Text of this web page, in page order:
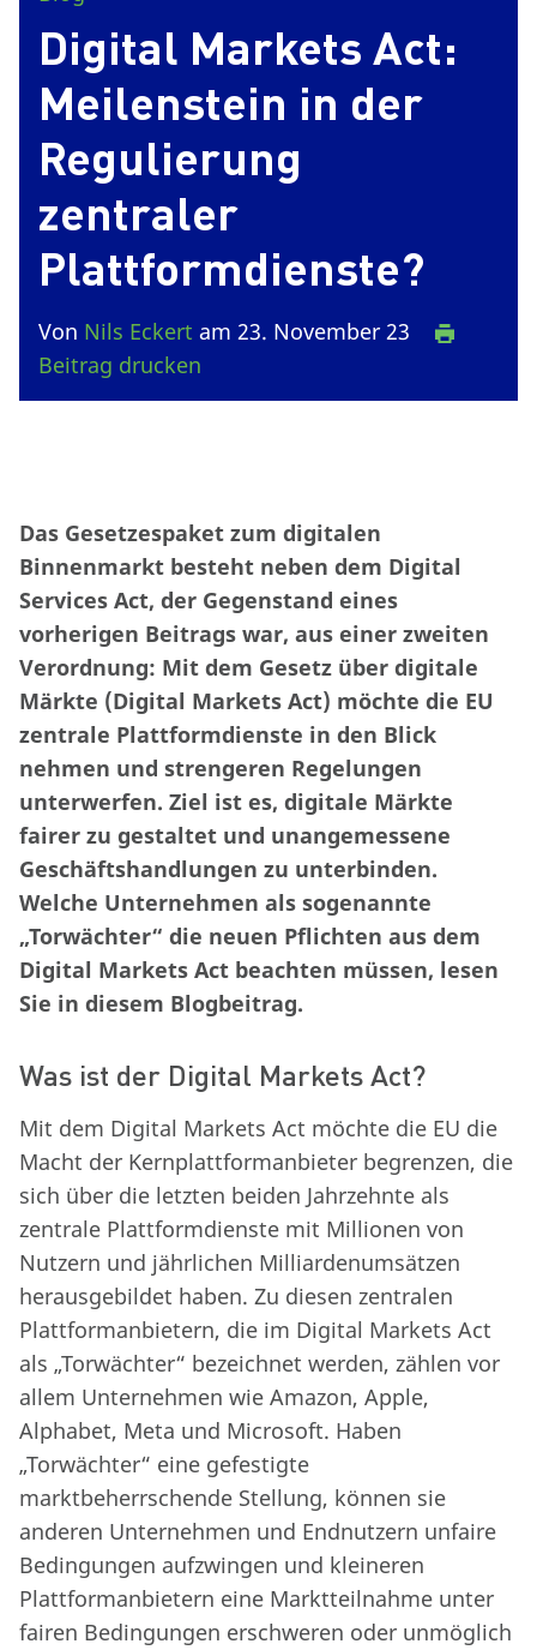
Digital Markets Act:
Meilenstein in der
Regulierung
zentraler
Plattformdienste?
Von Nils Eckert am 23. November 23
Beitrag drucken
Das Gesetzespaket zum digitalen
Binnenmarkt besteht neben dem Digital
Services Act, der Gegenstand eines
vorherigen Beitrags war, aus einer zweiten
Verordnung: Mit dem Gesetz über digitale
Märkte (Digital Markets Act) möchte die EU
zentrale Plattformdienste in den Blick
nehmen und strengeren Regelungen
unterwerfen. Ziel ist es, digitale Märkte
fairer zu gestaltet und unangemessene
Geschäftshandlungen zu unterbinden.
Welche Unternehmen als sogenannte
„Torwächter“ die neuen Pflichten aus dem
Digital Markets Act beachten müssen, lesen
Sie in diesem Blogbeitrag.
Was ist der Digital Markets Act?
Mit dem Digital Markets Act möchte die EU die
Macht der Kernplattformanbieter begrenzen, die
sich über die letzten beiden Jahrzehnte als
zentrale Plattformdienste mit Millionen von
Nutzern und jährlichen Milliardenumsätzen
herausgebildet haben. Zu diesen zentralen
Plattformanbietern, die im Digital Markets Act
als „Torwächter“ bezeichnet werden, zählen vor
allem Unternehmen wie Amazon, Apple,
Alphabet, Meta und Microsoft. Haben
„Torwächter“ eine gefestigte
marktbeherrschende Stellung, können sie
anderen Unternehmen und Endnutzern unfaire
Bedingungen aufzwingen und kleineren
Plattformanbietern eine Marktteilnahme unter
fairen Bedingungen erschweren oder unmöglich